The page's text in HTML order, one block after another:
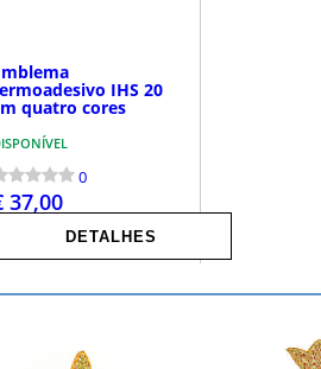
IHS 20
quatro cores
0
37,00
DETALHES